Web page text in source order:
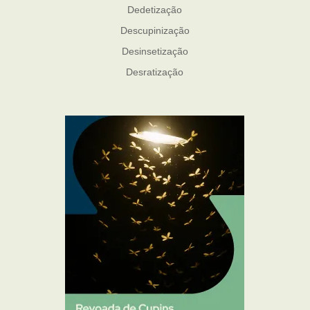
Dedetização
Descupinização
Desinsetização
Desratização
Mosquito Mist
Mosquitos
Percevejo de Cama
Pulgas e Carrapatos
Ratos
Sanitização
Traças